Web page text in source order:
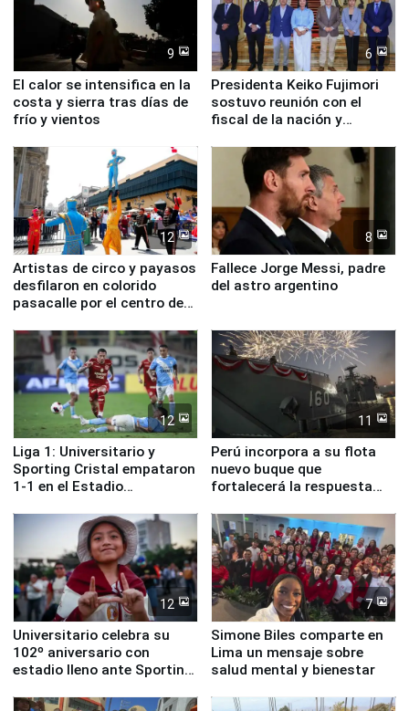
9
El calor se intensifica en la
costa y sierra tras días de
frío y vientos
6
Presidenta Keiko Fujimori
sostuvo reunión con el
fiscal de la nación y
12
Artistas de circo y payasos
desfilaron en colorido
pasacalle por el centro de
8
Fallece Jorge Messi, padre
del astro argentino
12
Liga 1: Universitario y
Sporting Cristal empataron
1-1 en el Estadio
11
Perú incorpora a su flota
nuevo buque que
fortalecerá la respuesta
12
Universitario celebra su
102º aniversario con
estadio lleno ante Sporting
7
Simone Biles comparte en
Lima un mensaje sobre
salud mental y bienestar